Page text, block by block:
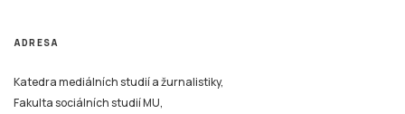
ADRESA
Katedra mediálních studií a žurnalistiky,
Fakulta sociálních studií MU,